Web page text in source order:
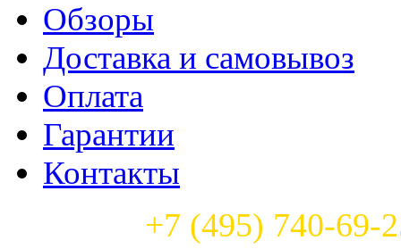
Обзоры
Доставка и самовывоз
Оплата
Гарантии
Контакты
+7 (495) 740-69-